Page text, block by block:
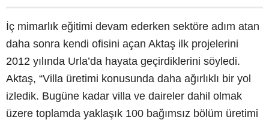
İç mimarlık eğitimi devam ederken sektöre adım atan
daha sonra kendi ofisini açan Aktaş ilk projelerini
2012 yılında Urla’da hayata geçirdiklerini söyledi.
Aktaş, “Villa üretimi konusunda daha ağırlıklı bir yol
izledik. Bugüne kadar villa ve daireler dahil olmak
üzere toplamda yaklaşık 100 bağımsız bölüm üretimi